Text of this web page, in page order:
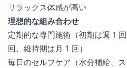
リラックス体感が高い
理想的な組み合わせ
定期的な専門施術（初期は週 1
回、維持期は月 1 回）
毎日のセルフケア（水分補給、ス